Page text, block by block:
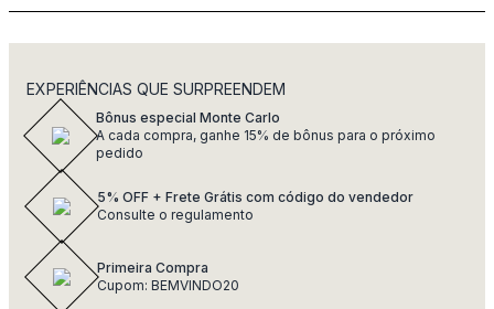
EXPERIÊNCIAS QUE SURPREENDEM
Bônus especial Monte Carlo
A cada compra, ganhe 15% de bônus para o próximo
pedido
5% OFF + Frete Grátis com código do vendedor
Consulte o regulamento
Primeira Compra
Cupom: BEMVINDO20